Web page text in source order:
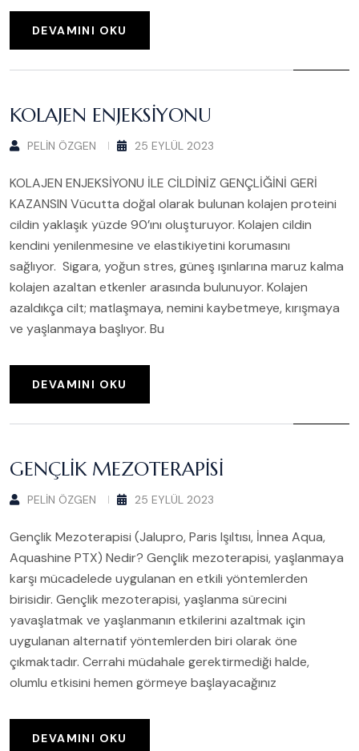
DEVAMINI OKU
KOLAJEN ENJEKSIYONU
PELIN ÖZGEN 25 EYLÜL 2023
KOLAJEN ENJEKSİYONU İLE CİLDİNİZ GENÇLİĞİNİ GERİ
KAZANSIN Vücutta doğal olarak bulunan kolajen proteini
cildin yaklaşık yüzde 90’ını oluşturuyor. Kolajen cildin
kendini yenilenmesine ve elastikiyetini korumasını
sağlıyor. Sigara, yoğun stres, güneş ışınlarına maruz kalma
kolajen azaltan etkenler arasında bulunuyor. Kolajen
azaldıkça cilt; matlaşmaya, nemini kaybetmeye, kırışmaya
ve yaşlanmaya başlıyor. Bu
DEVAMINI OKU
GENÇLIK MEZOTERAPISI
PELIN ÖZGEN 25 EYLÜL 2023
Gençlik Mezoterapisi (Jalupro, Paris Işıltısı, İnnea Aqua,
Aquashine PTX) Nedir? Gençlik mezoterapisi, yaşlanmaya
karşı mücadelede uygulanan en etkili yöntemlerden
birisidir. Gençlik mezoterapisi, yaşlanma sürecini
yavaşlatmak ve yaşlanmanın etkilerini azaltmak için
uygulanan alternatif yöntemlerden biri olarak öne
çıkmaktadır. Cerrahi müdahale gerektirmediği halde,
olumlu etkisini hemen görmeye başlayacağınız
DEVAMINI OKU